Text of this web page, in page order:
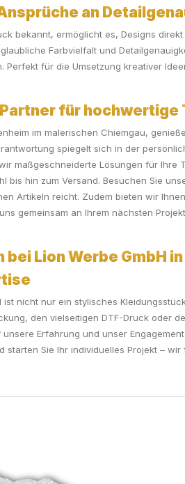
an
bekannt, ermöglicht es, Designs
Farbvielfalt und
für die Umsetzung kreativer
Partner für
im malerischen Chiemgau,
spiegelt sich in der
maßgeschneiderte Lösungen für
bis hin zum Versand. Besuchen Sie
Artikeln reicht. Zudem bieten wir
gemeinsam an Ihrem nächsten
Lion Werbe GmbH
ist nicht nur ein stylisches
den vielseitigen DTF-Druck
Erfahrung und unser
starten Sie Ihr individuelles Projekt –